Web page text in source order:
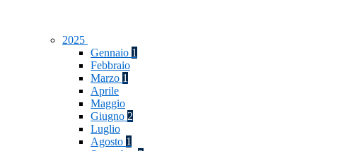
2025
Gennaio 1
Febbraio
Marzo 1
Aprile
Maggio
Giugno 2
Luglio
Agosto 1